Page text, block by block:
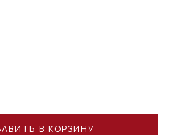
В КОРЗИНУ